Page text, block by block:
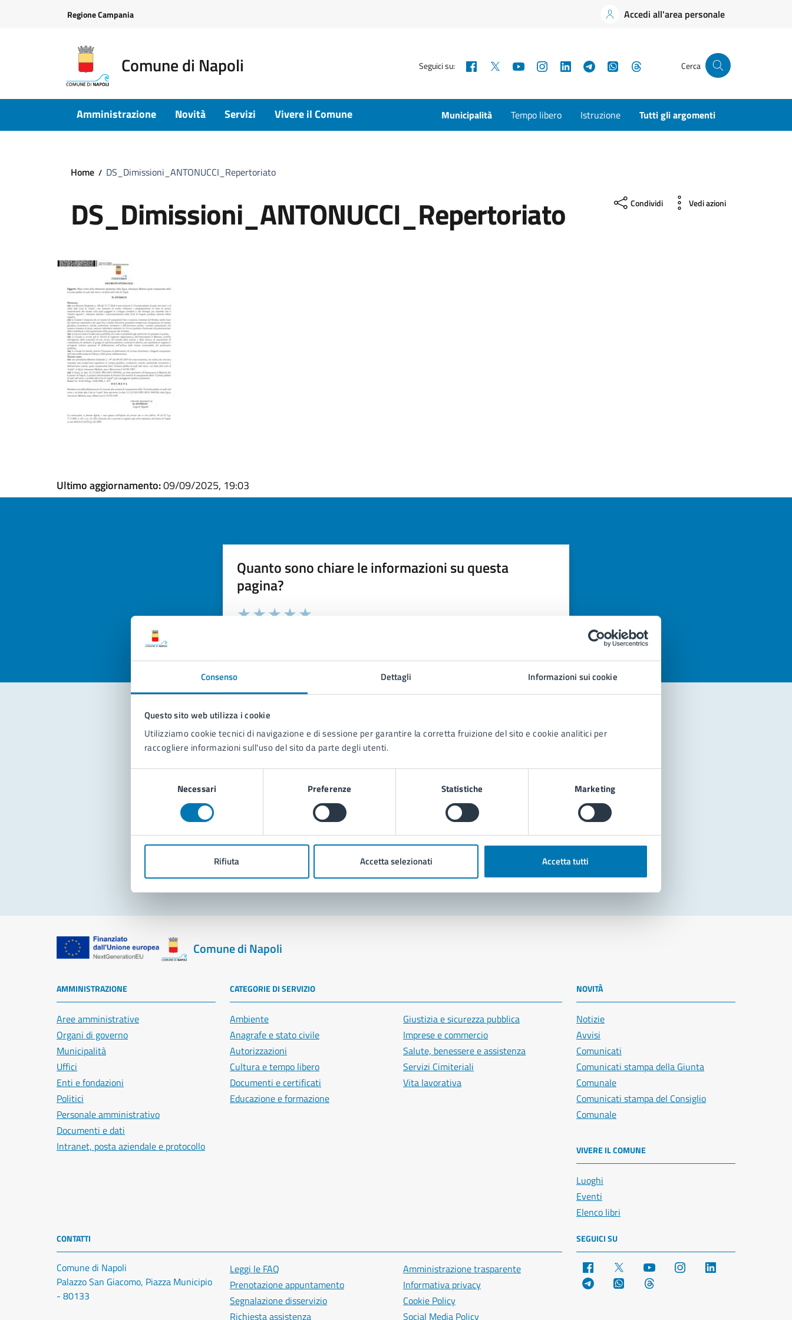
Consenso Dettagli Informazioni sui cookie
Questo sito web utilizza i cookie
Utilizziamo cookie tecnici di navigazione e di sessione per garantire la corretta fruizione del sito e cookie analitici per
raccogliere informazioni sull'uso del sito da parte degli utenti.
Necessari Preferenze Statistiche Marketing
Rifiuta Accetta selezionati Accetta tutti
Regione Campania Accedi all'area personale
Comune di Napoli Seguici su: Facebook YouTubeInstagramLinkedInTelegramWhatsApp Cerca
Amministrazione Novità Servizi Vivere il Comune Municipalità Tempo libero Istruzione Tutti gli argomenti
Home DS_Dimissioni_ANTONUCCI_Repertoriato
DS_Dimissioni_ANTONUCCI_Repertoriato Condividi Vedi azioni
Ultimo aggiornamento:09/09/2025, 19:03
Quanto sono chiare le informazioni su questa
pagina?
Valuta la chiarezza delle informazioni (da 1 a 5 stelle)
Seleziona il numero di stelle per valutare la chiarezza delle informazioni
Contatta il comune
Richiedi assistenza
Prenota appuntamento
Problemi in città
Comune di Napoli
AMMINISTRAZIONE
Aree amministrative
Organi di governo
Municipalità
Uffici
Enti e fondazioni
Politici
Personale amministrativo
Documenti e dati
Intranet, posta aziendale e protocollo
CATEGORIE DI SERVIZIO
Ambiente
Anagrafe e stato civile
Autorizzazioni
Cultura e tempo libero
Documenti e certificati
Educazione e formazione
Giustizia e sicurezza pubblica
Imprese e commercio
Salute, benessere e assistenza
Servizi Cimiteriali
Vita lavorativa
NOVITÀ
Notizie
Avvisi
Comunicati
Comunicati stampa della Giunta
Comunale
Comunicati stampa del Consiglio
Comunale
VIVERE IL COMUNE
Luoghi
Eventi
Elenco libri
CONTATTI
Comune di Napoli
Palazzo San Giacomo, Piazza Municipio
- 80133
Leggi le FAQ
Prenotazione appuntamento
Segnalazione disservizio
Richiesta assistenza
Amministrazione trasparente
Informativa privacy
Cookie Policy
Social Media Policy
SEGUICI SU
Facebook YouTube Instagram
Telegram WhatsApp